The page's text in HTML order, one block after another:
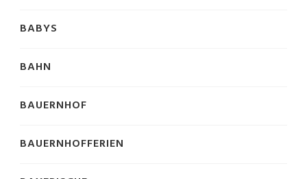
BABYS
BAHN
BAUERNHOF
BAUERNHOFFERIEN